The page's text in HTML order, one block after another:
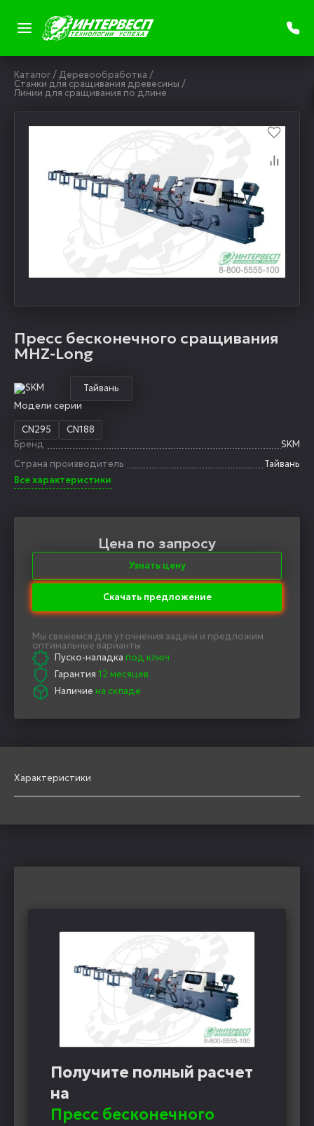
Каталог/ Деревообработка /
Станки для сращивания древесины /
Линии для сращивания по длине
Пресс бесконечного сращивания
MHZ-Long
Тайвань
Модели серии
CN295
CN188
Бренд
SKM
Страна производитель
Тайвань
Все характеристики
Цена по запросу
Узнать цену
Скачать предложение
Мы свяжемся для уточнения задачи и предложим
оптимальные варианты
Пуско-наладка под ключ
Гарантия 12 месяцев
Наличие на складе
Характеристики
Получите полный расчет
на
Пресс бесконечного